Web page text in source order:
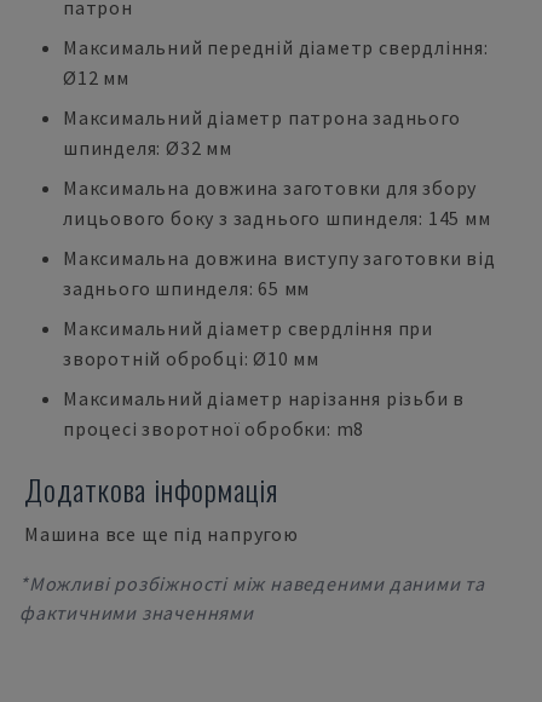
патрон
Максимальний передній діаметр свердління:
Ø12 мм
Максимальний діаметр патрона заднього
шпинделя: Ø32 мм
Максимальна довжина заготовки для збору
лицьового боку з заднього шпинделя: 145 мм
Максимальна довжина виступу заготовки від
заднього шпинделя: 65 мм
Максимальний діаметр свердління при
зворотній обробці: Ø10 мм
Максимальний діаметр нарізання різьби в
процесі зворотної обробки: m8
Додаткова інформація
Машина все ще під напругою
*Можливі розбіжності між наведеними даними та
фактичними значеннями